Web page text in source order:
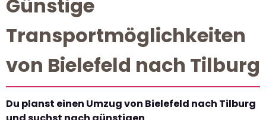
Günstige
Transportmöglichkeiten
von Bielefeld nach Tilburg
Du planst einen Umzug von Bielefeld nach Tilburg